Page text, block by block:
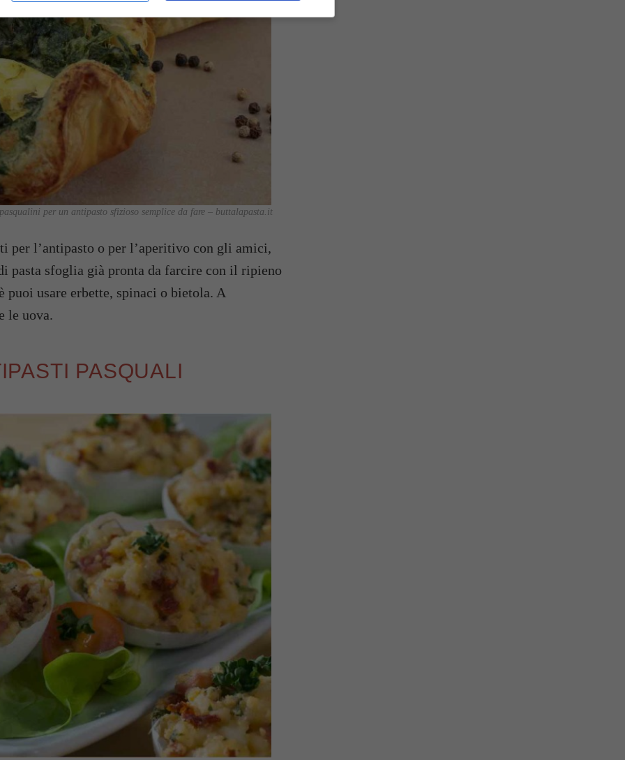
per un antipasto sfizioso semplice da fare – buttalapasta.it
per l’antipasto o per l’aperitivo con gli amici,
sfoglia già pronta da farcire con il ripieno
puoi usare erbette, spinaci o bietola. A
le uova.
PASQUALI